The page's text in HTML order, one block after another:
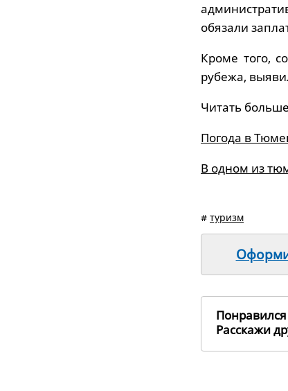
обязали
Кроме того,
рубежа,
Читать
Погода в
В одном из
# туризм
Расскажи